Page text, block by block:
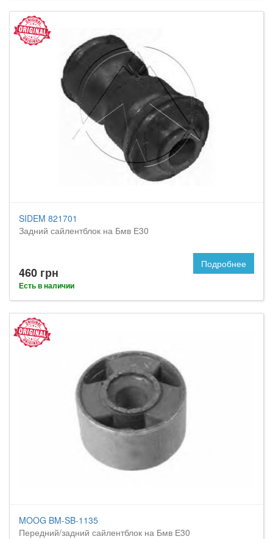
SIDEM 821701
Задний сайлентблок на Бмв Е30
460 грн
Есть в наличии
Подробнее
MOOG BM-SB-1135
Передний/задний сайлентблок на Бмв Е30